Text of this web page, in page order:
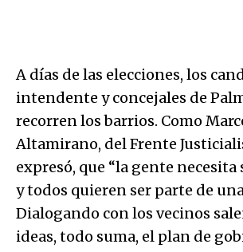
A días de las elecciones, los
intendente y concejales de
recorren los barrios. Como
Altamirano, del Frente
expresó, que “la gente necesita
y todos quieren ser parte de
Dialogando con los vecinos
ideas, todo suma, el plan de